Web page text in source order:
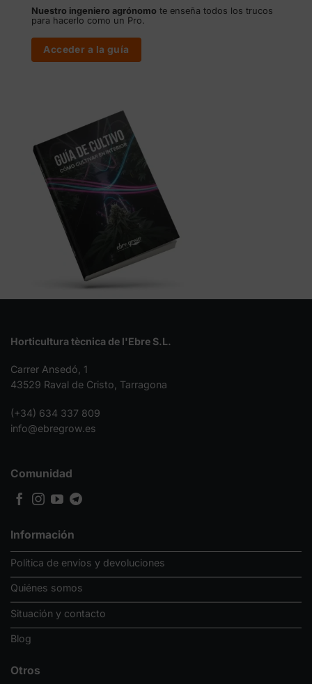
Nuestro ingeniero agrónomo te enseña todos los trucos
para hacerlo como un Pro.
Acceder a la guía
Horticultura tècnica de l'Ebre S.L.
Carrer Ansedó, 1
43529 Raval de Cristo, Tarragona
(+34) 634 337 809
info@ebregrow.es
Información
Política de envíos y devoluciones
Quiénes somos
Situación y contacto
Blog
Otros
Comunidad